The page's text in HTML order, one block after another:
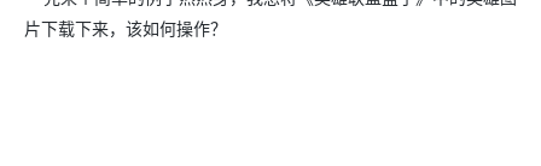
片下载下来，该如何操作？